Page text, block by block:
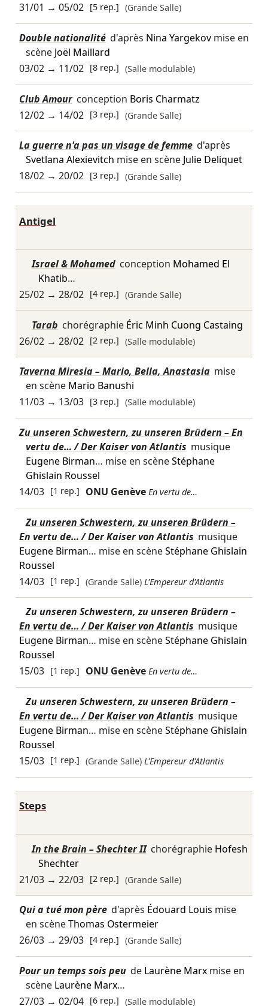
31/01 → 05/02 [5 rep.] (Grande Salle)
Double nationalité d'après Nina Yargekovmise en
scène Joël Maillard
03/02→ 11/02 [8 rep.] (Salle modulable)
Club Amour conception Boris Charmatz
12/02→ 14/02 [3 rep.] (Grande Salle)
La guerre n'a pas un visage de femme d'après
Svetlana Alexievitch mise en scène Julie Deliquet
18/02→ 20/02 [3 rep.] (Grande Salle)
Antigel
Israel & Mohamed conception Mohamed El
Khatib…
25/02→ 28/02 [4 rep.] (Grande Salle)
Tarab chorégraphie Éric Minh Cuong Castaing
26/02→ 28/02 [2 rep.] (Salle modulable)
Taverna Miresia – Mario, Bella, Anastasia mise
en scène Mario Banushi
11/03→ 13/03 [3 rep.] (Salle modulable)
Zu unseren Schwestern, zu unseren Brüdern – En
vertu de… / Der Kaiser von Atlantis musique
Eugene Birman… mise en scèneStéphane
Ghislain Roussel
14/03 [1 rep.] ONU Genève En vertu de…
Zu unseren Schwestern, zu unseren Brüdern –
En vertu de… / Der Kaiser von Atlantis musique
Eugene Birman… mise en scèneStéphane Ghislain
Roussel
14/03 [1 rep.] (Grande Salle) L'Empereur d'Atlantis
Zu unseren Schwestern, zu unseren Brüdern –
En vertu de… / Der Kaiser von Atlantis musique
Eugene Birman… mise en scèneStéphane Ghislain
Roussel
15/03 [1 rep.] ONU Genève En vertu de…
Zu unseren Schwestern, zu unseren Brüdern –
En vertu de… / Der Kaiser von Atlantis musique
Eugene Birman… mise en scèneStéphane Ghislain
Roussel
15/03 [1 rep.] (Grande Salle) L'Empereur d'Atlantis
Steps
In the Brain – Shechter II chorégraphie Hofesh
Shechter
21/03→ 22/03 [2 rep.] (Grande Salle)
Qui a tué mon père d'après Édouard Louis mise
en scèneThomas Ostermeier
26/03→ 29/03 [4 rep.] (Grande Salle)
Pour un temps sois peu de Laurène Marxmise en
scène Laurène Marx…
27/03→ 02/04 [6 rep.] (Salle modulable)